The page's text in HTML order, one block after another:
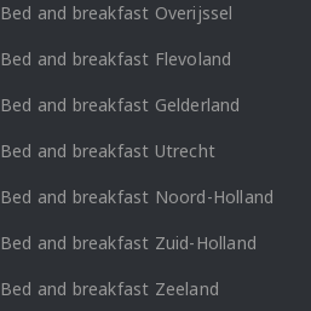
Bed and breakfast Overijssel
Bed and breakfast Flevoland
Bed and breakfast Gelderland
Bed and breakfast Utrecht
Bed and breakfast Noord-Holland
Bed and breakfast Zuid-Holland
Bed and breakfast Zeeland